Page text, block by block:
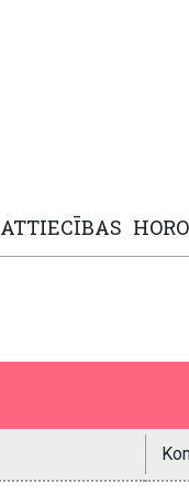
ATTIECĪBAS